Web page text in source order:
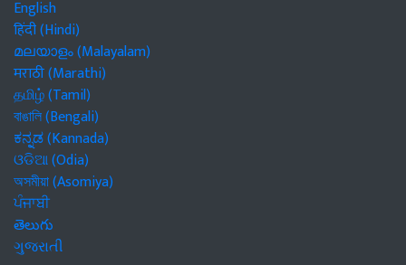
English
हिंदी (Hindi)
മലയാളം (Malayalam)
मराठी (Marathi)
தமிழ் (Tamil)
বাঙালি (Bengali)
ಕನ್ನಡ (Kannada)
ଓଡିଆ (Odia)
অসমীয়া (Asomiya)
ਪੰਜਾਬੀ
తెలుగు
ગુજરાતી